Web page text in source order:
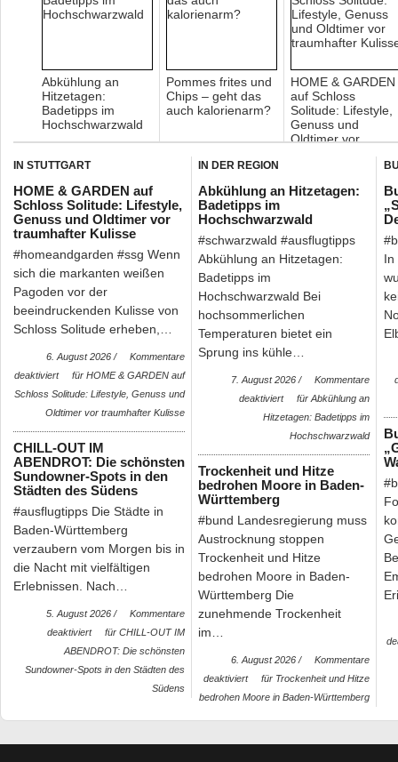
Abkühlung an
Hitzetagen:
Badetipps im
Hochschwarzwald
Pommes frites und
Chips – geht das
auch kalorienarm?
HOME & GARDEN
auf Schloss
Solitude: Lifestyle,
Genuss und
Oldtimer vor
IN STUTTGART
HOME & GARDEN auf
Schloss Solitude: Lifestyle,
Genuss und Oldtimer vor
traumhafter Kulisse
#homeandgarden #ssg Wenn
sich die markanten weißen
Pagoden vor der
beeindruckenden Kulisse von
Schloss Solitude erheben,…
6. August 2026 /
Kommentare
deaktiviert
für HOME & GARDEN auf
Schloss Solitude: Lifestyle, Genuss und
Oldtimer vor traumhafter Kulisse
CHILL-OUT IM
ABENDROT: Die schönsten
Sundowner-Spots in den
Städten des Südens
#ausflugtipps Die Städte in
Baden-Württemberg
verzaubern vom Morgen bis in
die Nacht mit vielfältigen
Erlebnissen. Nach…
5. August 2026 /
Kommentare
deaktiviert
für CHILL-OUT IM
ABENDROT: Die schönsten
Sundowner-Spots in den Städten des
Südens
IN DER REGION
Abkühlung an Hitzetagen:
Badetipps im
Hochschwarzwald
#schwarzwald #ausflugtipps
Abkühlung an Hitzetagen:
Badetipps im
Hochschwarzwald Bei
hochsommerlichen
Temperaturen bietet ein
Sprung ins kühle…
7. August 2026 /
Kommentare
deaktiviert
für Abkühlung an
Hitzetagen: Badetipps im
Hochschwarzwald
Trockenheit und Hitze
bedrohen Moore in Baden-
Württemberg
#bund Landesregierung muss
Austrocknung stoppen
Trockenheit und Hitze
bedrohen Moore in Baden-
Württemberg Die
zunehmende Trockenheit
im…
6. August 2026 /
Kommentare
deaktiviert
für Trockenheit und Hitze
bedrohen Moore in Baden-Württemberg
In